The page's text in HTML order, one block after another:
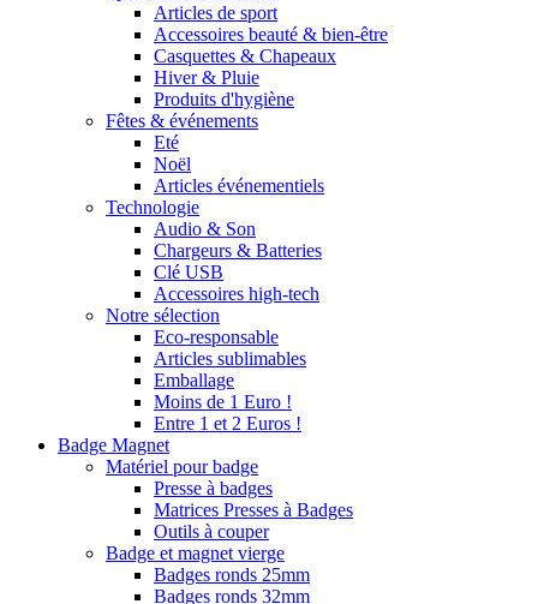
Articles de sport
Accessoires beauté & bien-être
Casquettes & Chapeaux
Hiver & Pluie
Produits d'hygiène
Fêtes & événements
Eté
Noël
Articles événementiels
Technologie
Audio & Son
Chargeurs & Batteries
Clé USB
Accessoires high-tech
Notre sélection
Eco-responsable
Articles sublimables
Emballage
Moins de 1 Euro !
Entre 1 et 2 Euros !
Badge Magnet
Matériel pour badge
Presse à badges
Matrices Presses à Badges
Outils à couper
Badge et magnet vierge
Badges ronds 25mm
Badges ronds 32mm